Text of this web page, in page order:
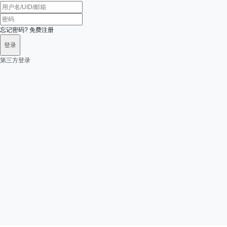
忘记密码? 免费注册
登录
第三方登录